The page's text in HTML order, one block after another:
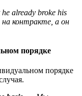
already broke his
контракте, а он
порядке
порядке